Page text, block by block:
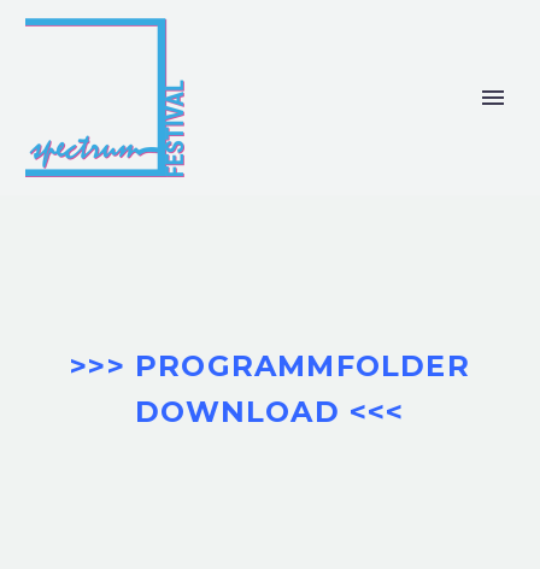
>>> PROGRAMMFOLDER
DOWNLOAD <<<